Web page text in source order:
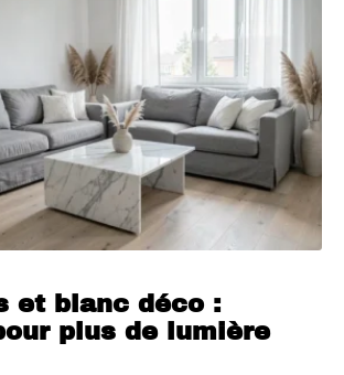
et blanc déco :
plus de lumière